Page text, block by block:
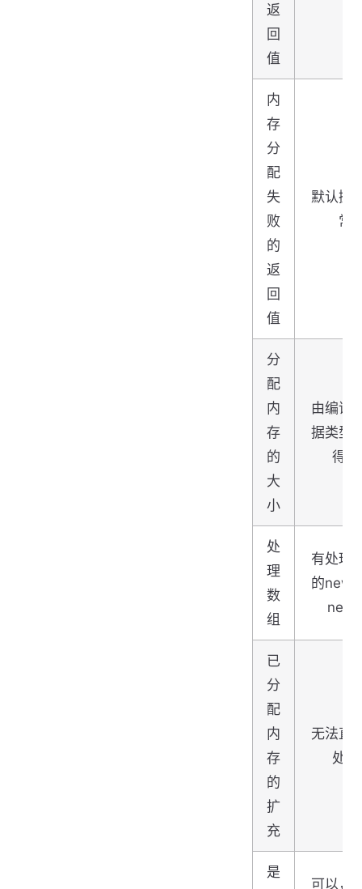
返
回
值
内
存
分
配
失
败
的
返
回
值
默认抛
常
分
配
内
存
的
大
小
由编译
据类型
得出
处
理
数
组
有处理
的new
已
分
配
内
存
的
扩
充
无法直
处理
是
可以，